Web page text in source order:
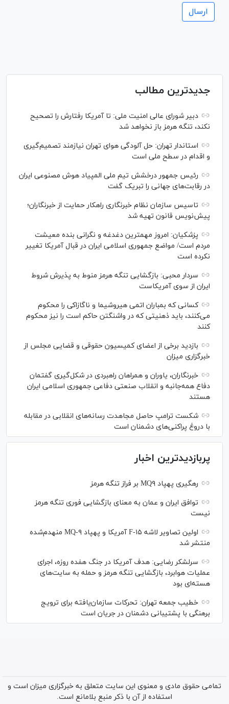
جدیدترین مطالب
دبیر شورای عالی امنیت ملی: تا آمریکا رفتارش را تصحیح
نکند، تنگه هرمز باز نخواهد شد
استاندار تهران: حل آلودگی هوای تهران نیازمند تصمیم‌گیری
و اقدام در سطح ملی است
رئیس جمهور درخشش تیم ملی المپیاد هوش مصنوعی ایران
در رقابت‌های جهانی را تبریک گفت
تاسیس سازمان نظام خبرنگاری راهکار حمایت از خبرنگاران؛
پیش‌نویس قانون تهیه شد
پزشکیان: امروز مهمترین دغدغه و نگرانی بنده معیشت
مردم است/ مواضع جمهوری اسلامی ایران در قبال آمریکا تغییر
نکرده است
سردار محبی: بازگشایی تنگه هرمز منوط به پذیرش شروط
ایران از سوی آمریکاست
کسانی که بمباران اتمی هیروشیما و ناگازاکی را محکوم
می‌کنند، باید ذهنیتی که در واشنگتن حاکم است را نیز محکوم
کنند
بازدید برخی از اعضای کمیسیون حقوقی و قضایی مجلس از
خبرگزاری میزان
خبرنگاران، یاوران و همراهان راهبردی در شکل‌گیری گفتمان
دفاع همه‌جانبه و انقلاب صنعتی دفاعی جمهوری اسلامی ایران
هستند
شکست ترامپ حاصل مجاهدت رسانه‌های انقلابی در مقابله
با دروغ پراکنی‌های دشمنان است
پربازدیدترین اخبار
رهگیری پهپاد MQ۹ بر فراز تنگه هرمز
توافق ایران و عمان به معنای بازگشایی فوری تنگه هرمز
نیست
اولین تصاویر لاشه F-۱۵ آمریکا و پهپاد MQ-۹ منهدم‌شده
منتشر شد
سرلشکر رضایی: هدف آمریکا در جنگ هفده روزه، اجرای
عملیات هوابرد، بازگشایی تنگه هرمز و حمله به سایت‌های
هسته‌ای بود
خطیب جمعه تهران: تحرکات سازمان‌یافته برای ترویج
برهنگی با پشتیبانی دشمنان در جریان است
تمامی حقوق مادی و معنوی این سایت متعلق به خبرگزاری میزان است و
استفاده از آن با ذکر منبع بلامانع است.